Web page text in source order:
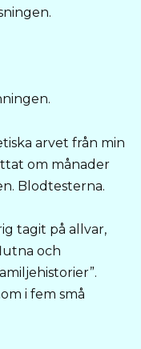
arvet från min
om månader
Blodtesterna.
tagit på allvar,
och
i fem små